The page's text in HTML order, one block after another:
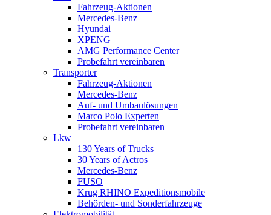
Fahrzeug-Aktionen
Mercedes-Benz
Hyundai
XPENG
AMG Performance Center
Probefahrt vereinbaren
Transporter
Fahrzeug-Aktionen
Mercedes-Benz
Auf- und Umbaulösungen
Marco Polo Experten
Probefahrt vereinbaren
Lkw
130 Years of Trucks
30 Years of Actros
Mercedes-Benz
FUSO
Krug RHINO Expeditionsmobile
Behörden- und Sonderfahrzeuge